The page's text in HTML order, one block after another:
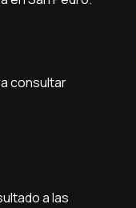
consultar
a las